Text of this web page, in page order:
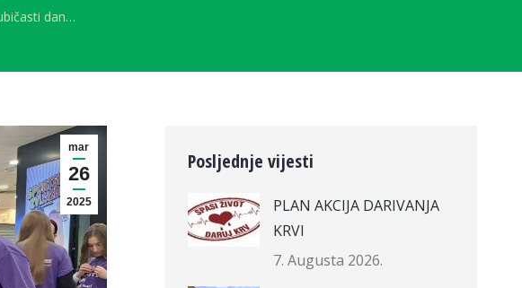
dan…
mar
26
2025
Posljednje vijesti
PLAN AKCIJA DARIVANJA
KRVI
7. Augusta 2026.